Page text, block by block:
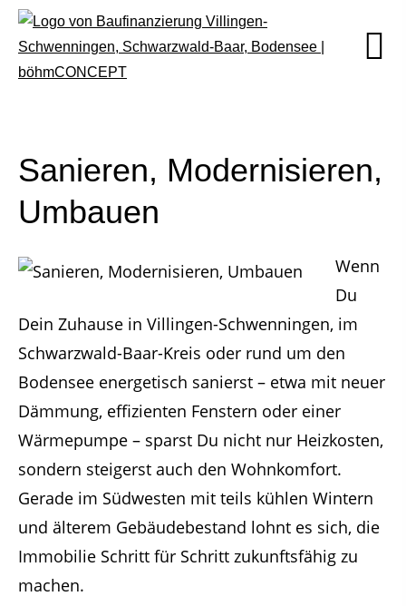
Sanieren, Modernisieren,
Umbauen
Wenn
Du
Dein Zuhause in Villingen-Schwenningen, im
Schwarzwald-Baar-Kreis oder rund um den
Bodensee energetisch sanierst – etwa mit neuer
Dämmung, effizienten Fenstern oder einer
Wärmepumpe – sparst Du nicht nur Heizkosten,
sondern steigerst auch den Wohnkomfort.
Gerade im Südwesten mit teils kühlen Wintern
und älterem Gebäudebestand lohnt es sich, die
Immobilie Schritt für Schritt zukunftsfähig zu
machen.